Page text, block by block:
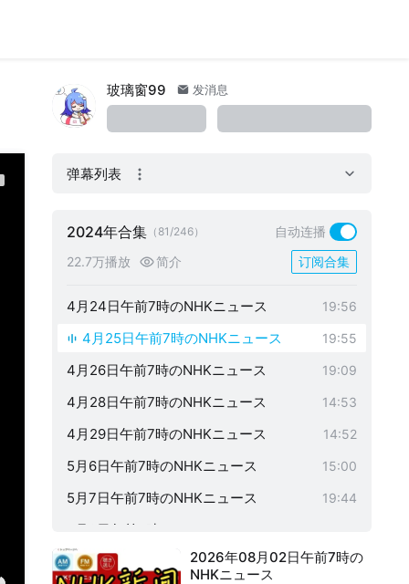
玻璃窗99 发消息
弹幕列表
2024年合集 （81/246）
自动连播
22.7万播放
简介 订阅合集
4月15日午前7時のNHKニュース
4月16日午前7時のNHKニュース
4月18日午前7時のNHKニュース 20:00
4月22日午前7時のNHKニュース 19:56
4月23日午前7時のNHKニュース 19:48
4月24日午前7時のNHKニュース 19:56
4月25日午前7時のNHKニュース 19:55
4月26日午前7時のNHKニュース 19:09
4月28日午前7時のNHKニュース 14:53
4月29日午前7時のNHKニュース 14:52
5月6日午前7時のNHKニュース 15:00
5月7日午前7時のNHKニュース 19:44
5月8日午前7時のNHKニュース
5月9日午前7時のNHKニュース 19:56
2026年08月02日午前7時の
NHKニュース